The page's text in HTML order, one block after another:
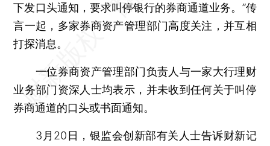
下发口头通知，要求叫停银行的券商通道业务。”传
言一起，多家券商资产管理部门高度关注，并互相
打探消息。
一位券商资产管理部门负责人与一家大行理财
业务部门资深人士均表示，并未收到任何关于叫停
券商通道的口头或书面通知。
3月20日，银监会创新部有关人士告诉财新记